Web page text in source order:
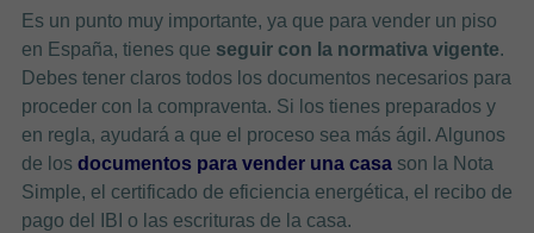
Es un punto muy importante, ya que para vender un piso
en España, tienes que seguir con la normativa vigente.
Debes tener claros todos los documentos necesarios para
proceder con la compraventa. Si los tienes preparados y
en regla, ayudará a que el proceso sea más ágil. Algunos
de los documentos para vender una casason la Nota
Simple, el certificado de eficiencia energética, el recibo de
pago del IBI o las escrituras de la casa.